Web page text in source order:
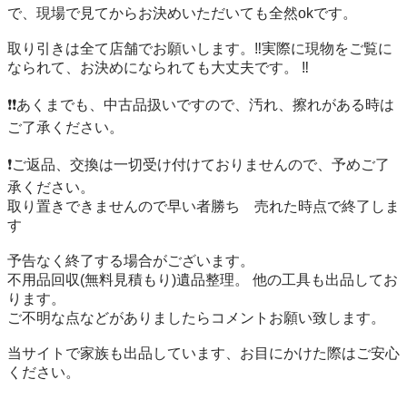
で、現場で見てからお決めいただいても全然okです。
取り引きは全て店舗でお願いします。‼️実際に現物をご覧に
なられて、お決めになられても大丈夫です。 ‼️
❗️❗️あくまでも、中古品扱いですので、汚れ、擦れがある時は
ご了承ください。
❗️ご返品、交換は一切受け付けておりませんので、予めご了
承ください。
取り置きできませんので早い者勝ち　売れた時点で終了しま
す
予告なく終了する場合がございます。
不用品回収(無料見積もり)遺品整理。 他の工具も出品してお
ります。
ご不明な点などがありましたらコメントお願い致します。
当サイトで家族も出品しています、お目にかけた際はご安心
ください。